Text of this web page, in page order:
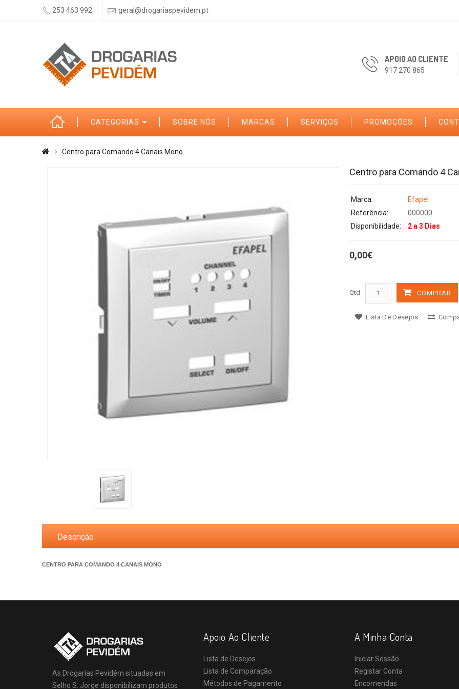
253 463 992 geral@drogariaspevidem.pt
APOIO AO CLIENTE
917 270 865
CATEGORIAS SOBRE NÓS MARCAS SERVIÇOS PROMOÇÕES
Centro para Comando 4 Canais Mono
Centro para Comando 4
Marca:
Efapel
Referência:
000000
Disponibilidade:
2 a 3 Dias
0,00€
Qtd COMPRAR
Lista De Desejos
Descrição
CENTRO PARA COMANDO 4 CANAIS MONO
As Drogarias Pevidém situadas em
Selho S. Jorge disponibilizam produtos
Apoio Ao Cliente
Lista de Desejos
Lista de Comparação
Métodos de Pagamento
A Minha Conta
Iniciar Sessão
Registar Conta
Encomendas